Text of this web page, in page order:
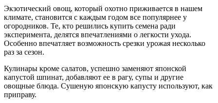
Экзотический овощ, который охотно приживается в нашем
климате, становится с каждым годом все популярнее у
огородников. Те, кто решились купить семена ради
эксперимента, делятся впечатлениями о легкости ухода.
Особенно впечатляет возможность срезки урожая несколько
раз за сезон.
Кулинары кроме салатов, успешно заменяют японской
капустой шпинат, добавляют ее в рагу, супы и другие
овощные блюда. Сушеную японскую капусту используют, как
приправу.